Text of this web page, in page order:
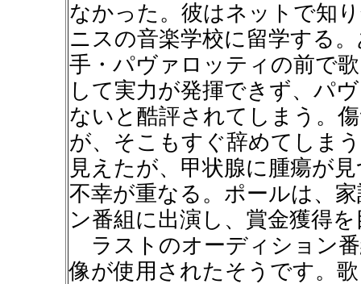
なかった。彼はネットで知
ニスの音楽学校に留学する
手・パヴァロッティの前で
して実力が発揮できず、パ
ないと酷評されてしまう。
が、そこもすぐ辞めてしま
見えたが、甲状腺に腫瘍が
不幸が重なる。ポールは、
ン番組に出演し、賞金獲得
ラストのオーディション
像が使用されたそうです。